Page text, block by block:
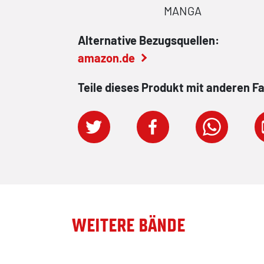
MANGA
Alternative Bezugsquellen:
amazon.de
Teile dieses Produkt mit anderen
WEITERE BÄNDE